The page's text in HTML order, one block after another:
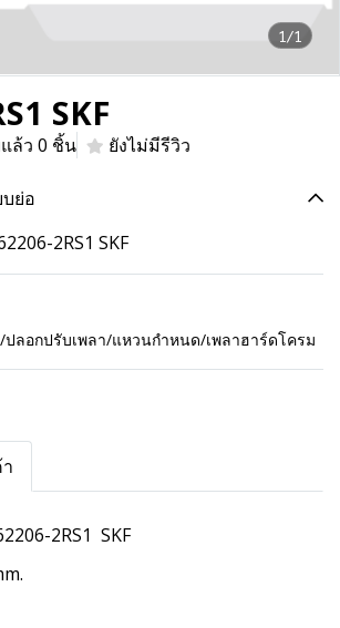
1/1
SKF
ล้ว 0 ชิ้น
ยังไม่มีรีวิว
ย่อ
2RS1 SKF
ลอกปรับเพลา/แหวนกำหนด/เพลาฮาร์ดโครม
2RS1 SKF